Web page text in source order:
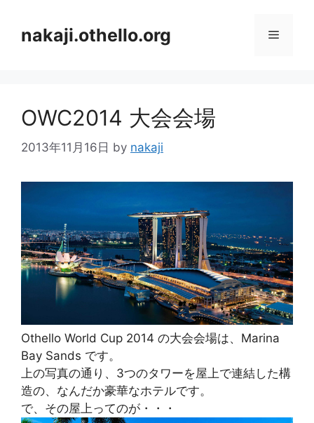
nakaji.othello.org メ
OWC2014 大会会場
2013年11月16日 by nakaji
Othello World Cup 2014 の大会会場は、Marina
Bay Sands です。
上の写真の通り、3つのタワーを屋上で連結した構
造の、なんだか豪華なホテルです。
で、その屋上ってのが・・・